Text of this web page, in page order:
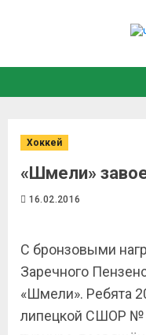
Хоккей
«Шмели»
16.02.2016
С бронзовыми
Заречного
«Шмели». Ребята
липецкой СШОР №